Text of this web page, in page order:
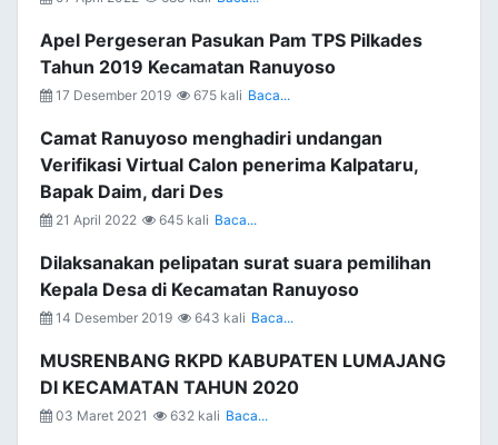
Apel Pergeseran Pasukan Pam TPS Pilkades
Tahun 2019 Kecamatan Ranuyoso
17 Desember 2019 675 kali Baca...
Camat Ranuyoso menghadiri undangan
Verifikasi Virtual Calon penerima Kalpataru,
Bapak Daim, dari Des
21 April 2022 645 kali Baca...
Dilaksanakan pelipatan surat suara pemilihan
Kepala Desa di Kecamatan Ranuyoso
14 Desember 2019 643 kali Baca...
MUSRENBANG RKPD KABUPATEN LUMAJANG
DI KECAMATAN TAHUN 2020
03 Maret 2021 632 kali Baca...